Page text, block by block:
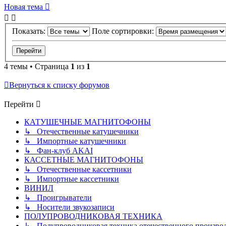
Новая тема
Показать: Поле сортировки:
4 темы • Страница 1 из 1
Вернуться к списку форумов
Перейти
КАТУШЕЧНЫЕ МАГНИТОФОНЫ
↳ Отечественные катушечники
↳ Импортные катушечники
↳ Фан-клуб AKAI
КАССЕТНЫЕ МАГНИТОФОНЫ
↳ Отечественные кассетники
↳ Импортные кассетники
ВИНИЛ
↳ Проигрыватели
↳ Носители звукозаписи
ПОЛУПРОВОДНИКОВАЯ ТЕХНИКА